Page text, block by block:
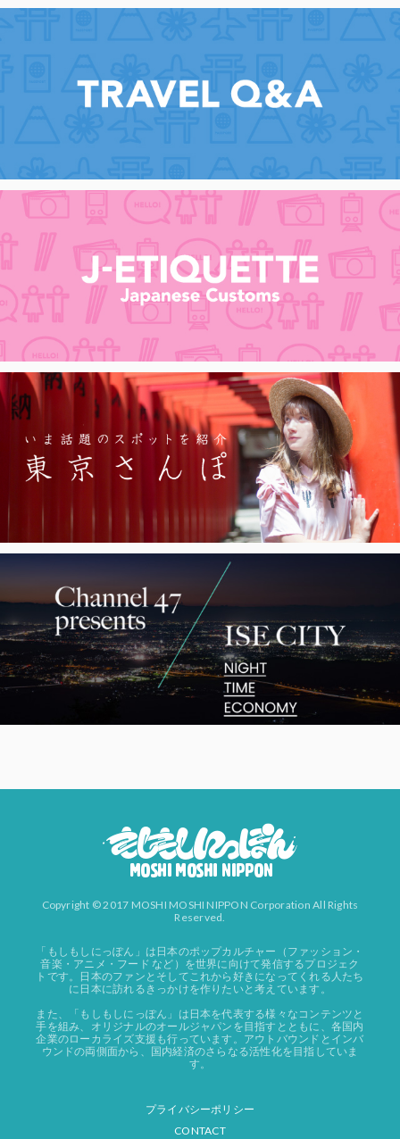
Copyright © 2017 MOSHI MOSHI NIPPON Corporation All Rights
Reserved.
「もしもしにっぽん」は日本のポップカルチャー（ファッション・
音楽・アニメ・フード など）を世界に向けて発信するプロジェク
トです。日本のファンとそしてこれから好きになってくれる人たち
に日本に訪れるきっかけを作りたいと考えています。
また、「もしもしにっぽん」は日本を代表する様々なコンテンツと
手を組み、オリジナルのオールジャパンを目指すとともに、各国内
企業のローカライズ支援も行っています。アウトバウンドとインバ
ウンドの両側面から、国内経済のさらなる活性化を目指していま
す。
プライバシーポリシー
CONTACT